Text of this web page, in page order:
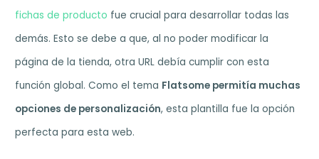
fichas de producto fue crucial para desarrollar todas las
demás. Esto se debe a que, al no poder modificar la
página de la tienda, otra URL debía cumplir con esta
función global. Como el tema Flatsome permitía muchas
opciones de personalización, esta plantilla fue la opción
perfecta para esta web.